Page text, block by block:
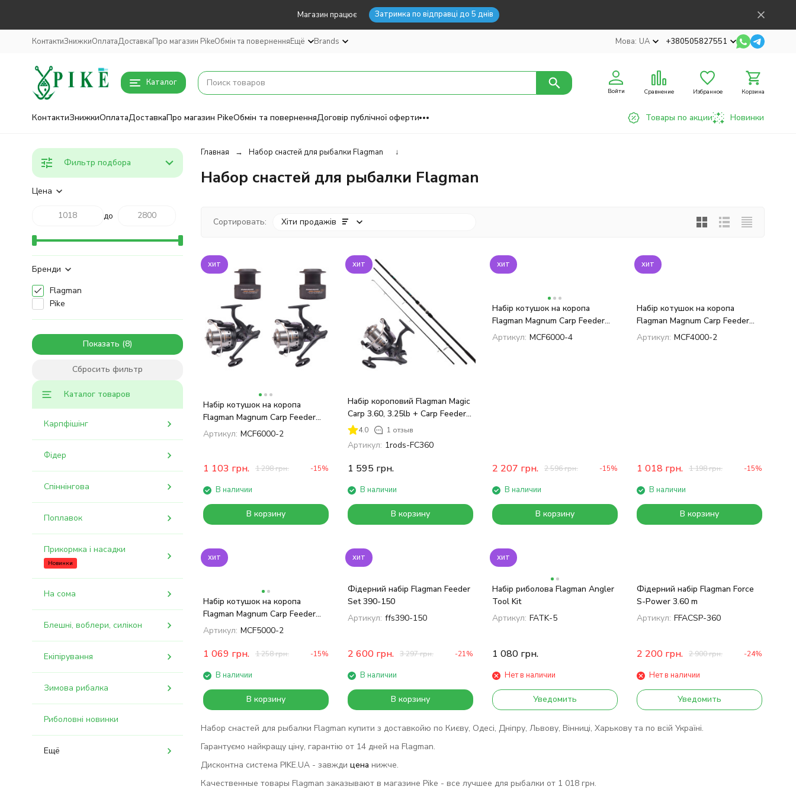
Магазин працює Затримка по відправці до 5 днів
КонтактиЗнижкиОплатаДоставкаПро магазин PikeОбмін та поверненняЕщё Brands Мова: UA +380505827551
Каталог
Войти Сравнение Избранное Корзина
КонтактиЗнижкиОплатаДоставкаПро магазин PikeОбмін та поверненняДоговір публічної оферти Товары по акции Новинки
Главная Набор снастей для рыбалки Flagman ↓
Набор снастей для рыбалки Flagman
Сортировать: Хіти продажів
хит
Набір котушок на коропа
Flagman Magnum Carp Feeder
6000 2 шт
Артикул: MCF6000-2
1 103 грн. 1 298грн. -15%
В наличии
В корзину
хит
Набір короповий Flagman Magic
Carp 3.60, 3.25lb + Carp Feeder
6000
4.0 1 отзыв
Артикул: 1rods-FC360
1 595 грн.
В наличии
В корзину
хит
Набір котушок на коропа
Flagman Magnum Carp Feeder
6000 4 шт
Артикул: MCF6000-4
2 207 грн. 2 596грн. -15%
В наличии
В корзину
хит
Набір котушок на коропа
Flagman Magnum Carp Feeder
4000 2 шт
Артикул: MCF4000-2
1 018 грн. 1 198грн. -15%
В наличии
В корзину
хит
Набір котушок на коропа
Flagman Magnum Carp Feeder
5000 2 шт
Артикул: MCF5000-2
1 069 грн. 1 258грн. -15%
В наличии
В корзину
хит
Фідерний набір Flagman Feeder
Set 390-150
Артикул: ffs390-150
2 600 грн. 3 297грн. -21%
В наличии
В корзину
хит
Набір риболова Flagman Angler
Tool Kit
Артикул: FATK-5
1 080 грн.
Нет в наличии
Уведомить
Фідерний набір Flagman Force
S-Power 3.60 m
Артикул: FFACSP-360
2 200 грн. 2 900грн. -24%
Нет в наличии
Уведомить
Набор снастей для рыбалки Flagman купити з доставкойю по Києву, Одесі, Дніпру, Львову, Вінниці, Харькову та по всій Україні.
Гарантуємо найкращу ціну, гарантію от 14 дней на Flagman.
Дисконтна система PIKE.UA - завжди цена нижче.
Качественные товары Flagman заказывают в магазине Pike - все лучшее для рыбалки от 1 018 грн.
Фильтр подбора
Цена
до
Бренди
Flagman
Pike
Показать
Сбросить фильтр
Каталог товаров
Карпфішінг
Фідер
Спіннінгова
Поплавок
Прикормка і насадки
Новинки
На сома
Блешні, воблери, силікон
Екіпірування
Зимова рибалка
Риболовні новинки
Ещё